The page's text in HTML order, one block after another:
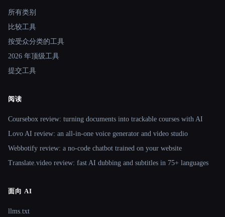
所有类别
比较工具
按受众分类的工具
2026 年顶级工具
提交工具
阅读
Coursebox review: turning documents into trackable courses with AI
Lovo AI review: an all-in-one voice generator and video studio
Webbotify review: a no-code chatbot trained on your website
Translate.video review: fast AI dubbing and subtitles in 75+ languages
面向 AI
llms.txt